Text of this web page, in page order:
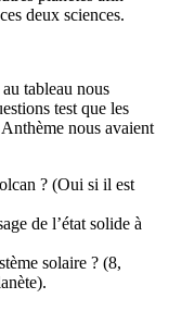
deux sciences.
tableau nous
test que les
nous avaient
? (Oui si il est
de l’état solide à
solaire ? (8,